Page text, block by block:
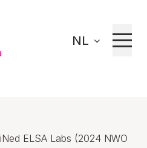
NL
ELSA Labs (2024 NWO